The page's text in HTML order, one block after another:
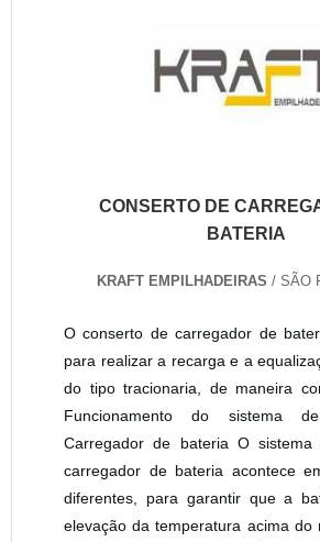
CONSERTO DE
BATERIA
KRAFT EMPILHADEIRAS / SÃO
O conserto de carregador de
para realizar a recarga e a
do tipo tracionaria, de maneira
Funcionamento do sistema
Carregador de bateria O
carregador de bateria acontece
diferentes, para garantir que a
elevação da temperatura acima do